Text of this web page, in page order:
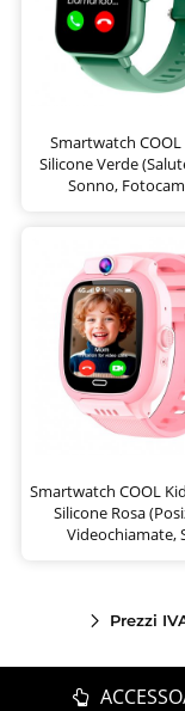
Smartwatch
Silicone Verde
Sonno,
Smartwatch COOL
Silicone Rosa
Videochiamate,
Prezzi